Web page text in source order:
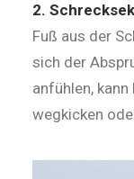
2.
Fuß aus der
sich der
anfühlen,
wegkicken